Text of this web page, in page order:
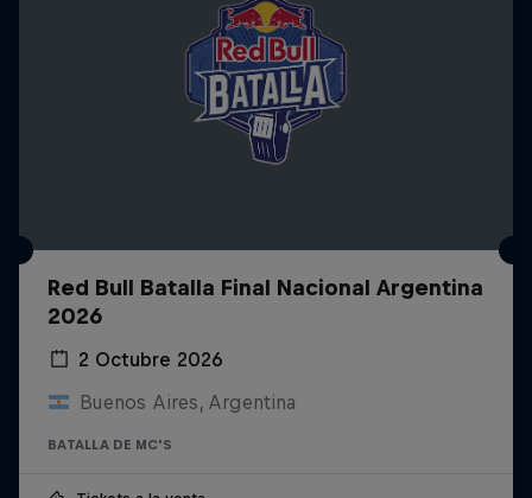
Red Bull Batalla Final Nacional Argentina
2026
2 Octubre 2026
Buenos Aires, Argentina
BATALLA DE MC'S